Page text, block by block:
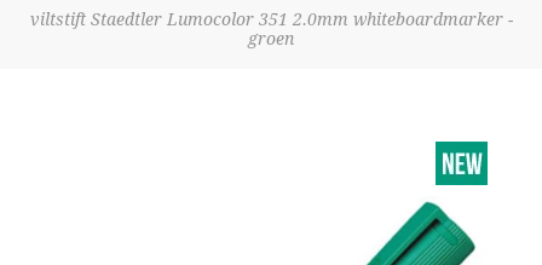
viltstift Staedtler Lumocolor 351 2.0mm whiteboardmarker -
groen